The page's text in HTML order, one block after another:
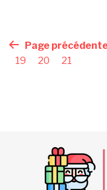
Page
19
20 21